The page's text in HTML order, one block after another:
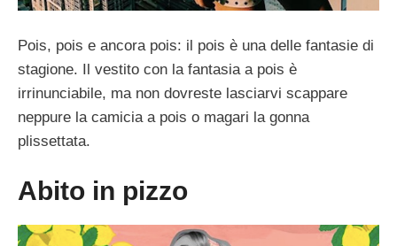
Pois, pois e ancora pois: il pois è una delle fantasie di
stagione. Il vestito con la fantasia a pois è
irrinunciabile, ma non dovreste lasciarvi scappare
neppure la camicia a pois o magari la gonna
plissettata.
Abito in pizzo